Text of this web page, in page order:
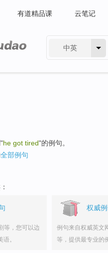
有道精品课 云笔记
中英
he got tired"的例句。
全部例句
等，您可以边
。
权威
例句来自权威英文
等，提供最专业的